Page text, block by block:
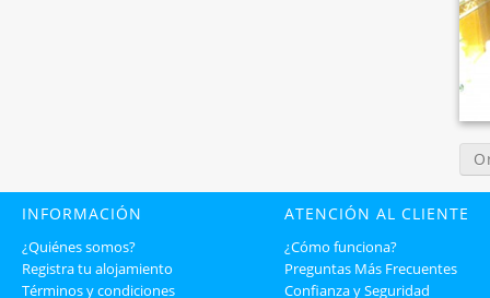
INFORMACIÓN
¿Quiénes somos?
Registra tu alojamiento
Términos y condiciones
ATENCIÓN AL CLIENTE
¿Cómo funciona?
Preguntas Más Frecuentes
Confianza y Seguridad